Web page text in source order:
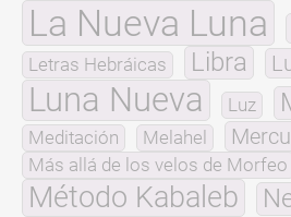
La Nueva Luna
Letras Hebráicas Libra
Luna Nueva Luz
Meditación Melahel
Más allá de los velos de Morfeo
Método Kabaleb